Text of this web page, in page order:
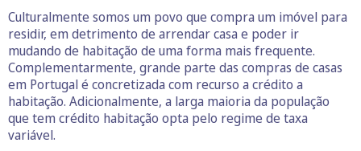
Culturalmente somos um povo que compra um imóvel para
residir, em detrimento de arrendar casa e poder ir
mudando de habitação de uma forma mais frequente.
Complementarmente, grande parte das compras de casas
em Portugal é concretizada com recurso a crédito a
habitação. Adicionalmente, a larga maioria da população
que tem crédito habitação opta pelo regime de taxa
variável.